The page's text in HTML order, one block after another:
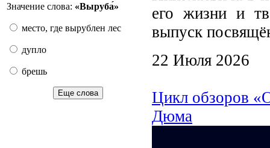
Значение слова: «Выруба́»
место, где вырублен лес
дупло
брешь
Еще слова
его жизни и
выпуск
22 Июля 2026
Цикл обзоров
Дюма